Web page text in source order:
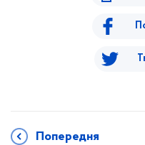
Попередня